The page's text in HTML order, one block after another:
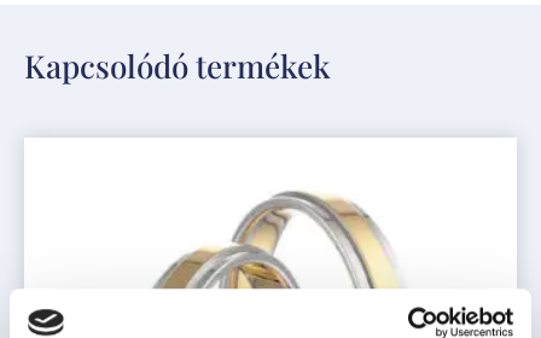
Kapcsolódó termékek